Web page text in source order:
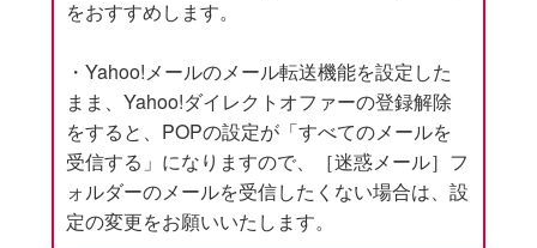
をおすすめします。
・Yahoo!メールのメール転送機能を設定した
まま、Yahoo!ダイレクトオファーの登録解除
をすると、POPの設定が「すべてのメールを
受信する」になりますので、［迷惑メール］フ
ォルダーのメールを受信したくない場合は、設
定の変更をお願いいたします。